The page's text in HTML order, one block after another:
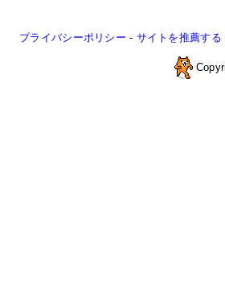
プライバシーポリシー - サイトを推薦する